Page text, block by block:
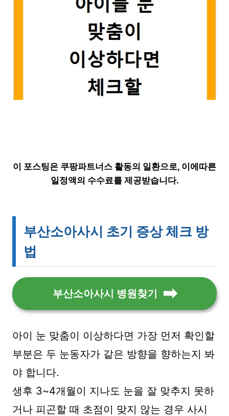
이 포스팅은 쿠팡파트너스 활동의 일환으로, 이에따른
일정액의 수수료를 제공받습니다.
부산소아사시 초기 증상 체크 방
법
부산소아사시 병원찾기
아이 눈 맞춤이 이상하다면 가장 먼저 확인할
부분은 두 눈동자가 같은 방향을 향하는지 봐
야 합니다.
생후 3~4개월이 지나도 눈을 잘 맞추지 못하
거나 피곤할 때 초점이 맞지 않는 경우 사시